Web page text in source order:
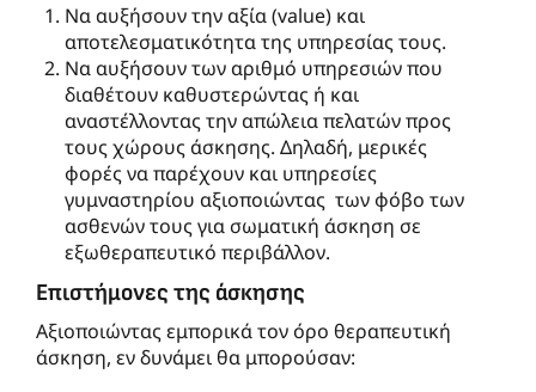
Να αυξήσουν την αξία (value) και
αποτελεσματικότητα της υπηρεσίας τους.
Να αυξήσουν των αριθμό υπηρεσιών που
διαθέτουν καθυστερώντας ή και
αναστέλλοντας την απώλεια πελατών προς
τους χώρους άσκησης. Δηλαδή, μερικές
φορές να παρέχουν και υπηρεσίες
γυμναστηρίου αξιοποιώντας των φόβο των
ασθενών τους για σωματική άσκηση σε
εξωθεραπευτικό περιβάλλον.
Επιστήμονες της άσκησης
Αξιοποιώντας εμπορικά τον όρο θεραπευτική
άσκηση, εν δυνάμει θα μπορούσαν: